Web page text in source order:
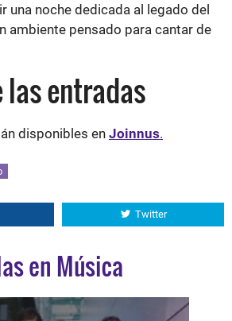
una noche dedicada al legado del
ambiente pensado para cantar de
las entradas
disponibles en Joinnus.
Twitter
en Música